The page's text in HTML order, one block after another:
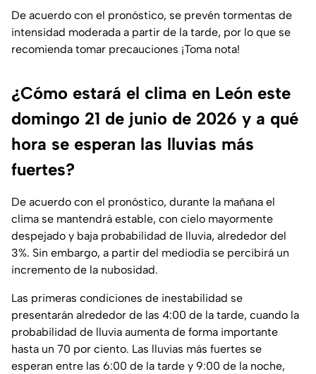
De acuerdo con el pronóstico, se prevén tormentas de
intensidad moderada a partir de la tarde, por lo que se
recomienda tomar precauciones ¡Toma nota!
¿Cómo estará el clima en León este
domingo 21 de junio de 2026 y a qué
hora se esperan las lluvias más
fuertes?
De acuerdo con el pronóstico, durante la mañana el
clima se mantendrá estable, con cielo mayormente
despejado y baja probabilidad de lluvia, alrededor del
3%. Sin embargo, a partir del mediodía se percibirá un
incremento de la nubosidad.
Las primeras condiciones de inestabilidad se
presentarán alrededor de las 4:00 de la tarde, cuando la
probabilidad de lluvia aumenta de forma importante
hasta un 70 por ciento. Las lluvias más fuertes se
esperan entre las 6:00 de la tarde y 9:00 de la noche,